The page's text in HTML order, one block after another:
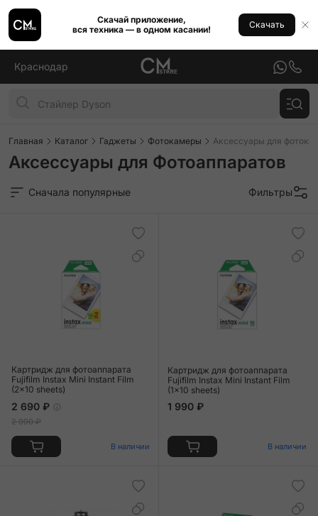
Скачай приложение,
вся техника — в одном касании!
Скачать
Краснодар
Главная Каталог Гаджеты Фотокамеры Аксессуары для
Аксессуары для Фотоаппаратов
Сначала популярные Фильтры
Картридж для фотоаппарата
Fujifilm Instax Mini Instant Film
(2x10 sheets)
2 690 ₽
2 990 ₽
В наличии
Картридж для фотоаппарата
Fujifilm Instax Mini Instant Film
(1x10 sheets)
1 990 ₽
В наличии